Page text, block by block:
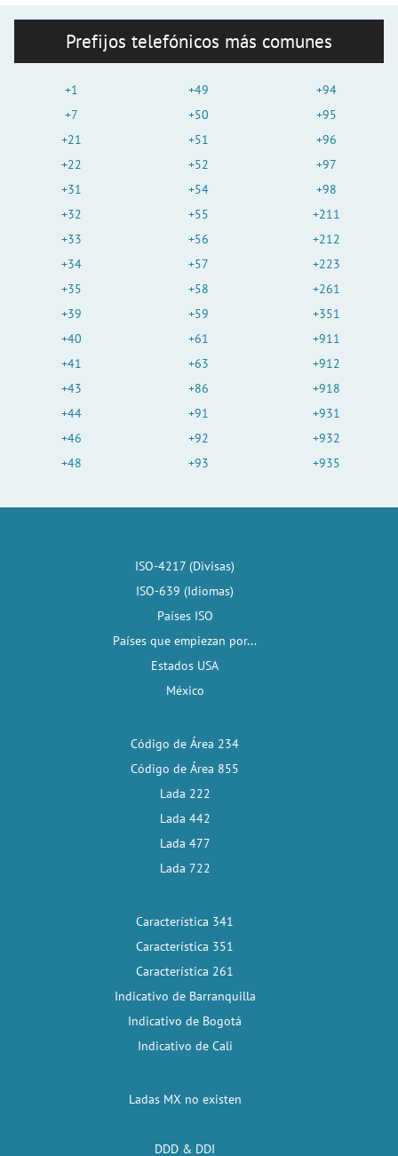
Prefijos telefónicos más comunes
+1
+7
+21
+22
+31
+32
+33
+34
+35
+39
+40
+41
+43
+44
+46
+48
+49
+50
+51
+52
+54
+55
+56
+57
+58
+59
+61
+63
+86
+91
+92
+93
+94
+95
+96
+97
+98
+211
+212
+223
+261
+351
+911
+912
+918
+931
+932
+935
ISO-4217 (Divisas)
ISO-639 (Idiomas)
Países ISO
Países que empiezan por...
Estados USA
México
Código de Área 234
Código de Área 855
Lada 222
Lada 442
Lada 477
Lada 722
Característica 341
Característica 351
Característica 261
Indicativo de Barranquilla
Indicativo de Bogotá
Indicativo de Cali
Ladas MX no existen
DDD & DDI